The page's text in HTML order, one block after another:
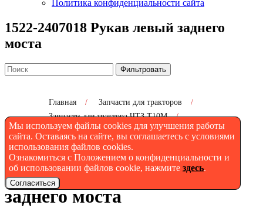
Мы используем файлы cookies для улучшения работы
сайта. Оставаясь на сайте, вы соглашаетесь с условиями
использования файлов cookies.
Ознакомиться с Положением о конфиденциальности и
об использовании файлов cookie, нажмите здесь.
Согласиться
Политика конфиденциальности сайта
1522-2407018 Рукав левый заднего
моста
Фильтровать
Главная / Запчасти для тракторов
/
Запчасти для трактора ЧТЗ Т10М
/
1522-2407018 Рукав левый заднего моста
1522-2407018 Рукав левый
заднего моста